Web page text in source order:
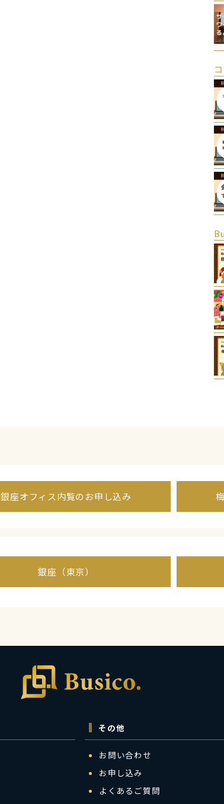
銀座オフィス内覧のお申し込み
銀座（東京）
その他
お問い合わせ
お申し込み
よくあるご質問